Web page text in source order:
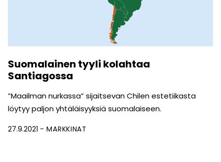
Suomalainen tyyli kolahtaa
Santiagossa
”Maailman nurkassa” sijaitsevan Chilen estetiikasta
löytyy paljon yhtäläisyyksiä suomalaiseen.
27.9.2021 MARKKINAT